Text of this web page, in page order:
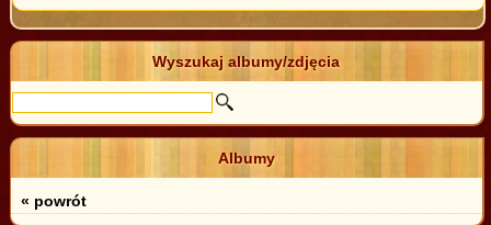
Wyszukaj albumy/zdjęcia
Albumy
« powrót